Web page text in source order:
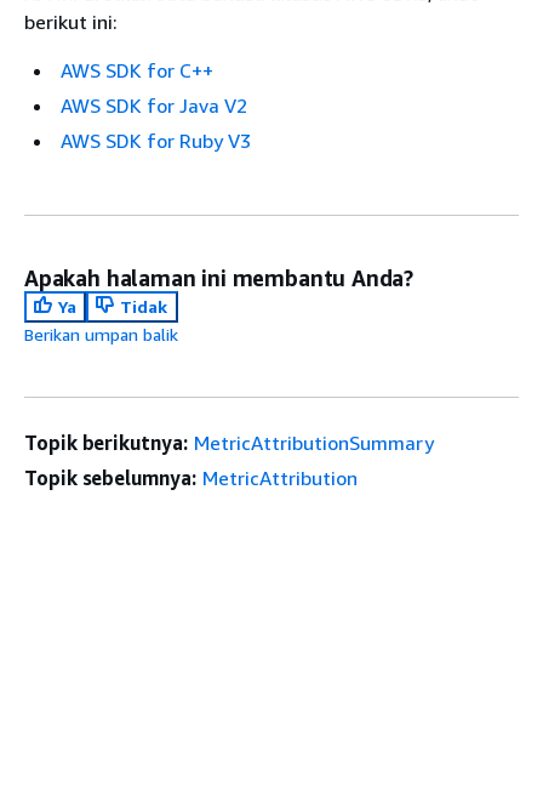
berikut ini:
AWS SDK for C++
AWS SDK for Java V2
AWS SDK for Ruby V3
Apakah halaman ini membantu Anda?
Ya
Tidak
Berikan umpan balik
Topik berikutnya: MetricAttributionSummary
Topik sebelumnya: MetricAttribution